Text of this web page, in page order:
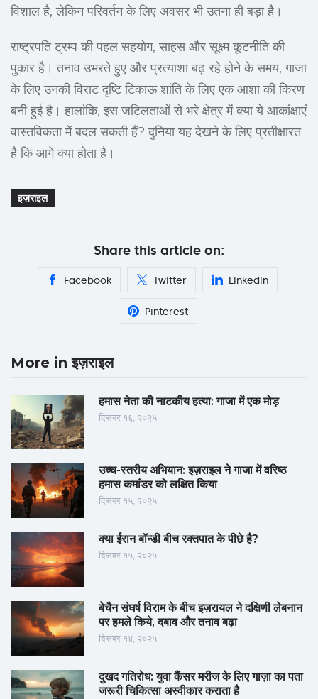
विशाल है, लेकिन परिवर्तन के लिए अवसर भी उतना ही बड़ा है।
राष्ट्रपति ट्रम्प की पहल सहयोग, साहस और सूक्ष्म कूटनीति की
पुकार है। तनाव उभरते हुए और प्रत्याशा बढ़ रहे होने के समय, गाजा
के लिए उनकी विराट दृष्टि टिकाऊ शांति के लिए एक आशा की किरण
बनी हुई है। हालांकि, इस जटिलताओं से भरे क्षेत्र में क्या ये आकांक्षाएं
वास्तविकता में बदल सकती हैं? दुनिया यह देखने के लिए प्रतीक्षारत
है कि आगे क्या होता है।
इज़राइल
Share this article on:
Facebook Twitter Linkedin
Pinterest
More in इज़राइल
हमास नेता की नाटकीय हत्या: गाजा में एक मोड़
दिसंबर १६, २०२५
उच्च-स्तरीय अभियान: इज़राइल ने गाजा में वरिष्ठ
हमास कमांडर को लक्षित किया
दिसंबर १५, २०२५
क्या ईरान बॉन्डी बीच रक्तपात के पीछे है?
दिसंबर १५, २०२५
बेचैन संघर्ष विराम के बीच इज़रायल ने दक्षिणी लेबनान
पर हमले किये, दबाव और तनाव बढ़ा
दिसंबर १४, २०२५
दुखद गतिरोध: युवा कैंसर मरीज के लिए गाज़ा का पता
जरूरी चिकित्सा अस्वीकार कराता है